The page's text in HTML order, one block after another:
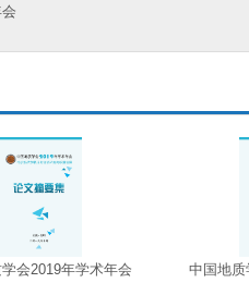
会2019年学术年会
中国地